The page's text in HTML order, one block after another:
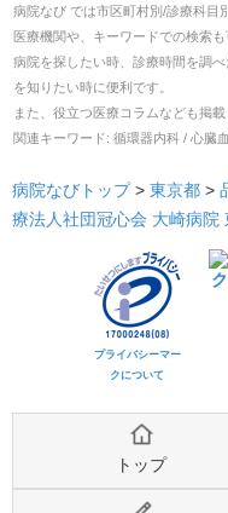
病院なび では市区町村別/診療科目
医療機関や、キーワードでの検索も
病院を探したい時、診療時間を調
を知りたい時に便利です。
また、役立つ医療コラムなども掲
関連キーワード: 循環器内科 / 心臓
病院なびトップ > 東京都 >
療法人社団冠心会 大崎病院
プライバシーマー
クについて
トップ